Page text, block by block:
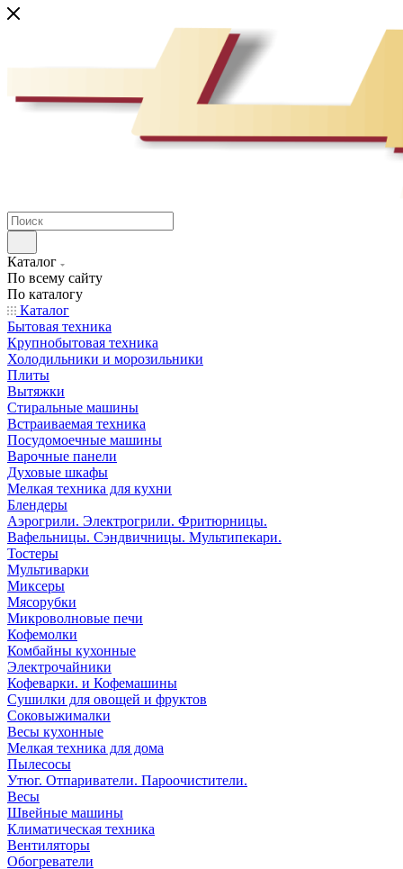
Каталог
По всему сайту
По каталогу
Каталог
Бытовая техника
Крупнобытовая техника
Холодильники и морозильники
Плиты
Вытяжки
Стиральные машины
Встраиваемая техника
Посудомоечные машины
Варочные панели
Духовые шкафы
Мелкая техника для кухни
Блендеры
Аэрогрили. Электрогрили. Фритюрницы.
Вафельницы. Сэндвичницы. Мультипекари.
Тостеры
Мультиварки
Миксеры
Мясорубки
Микроволновые печи
Кофемолки
Комбайны кухонные
Электрочайники
Кофеварки. и Кофемашины
Сушилки для овощей и фруктов
Соковыжималки
Весы кухонные
Мелкая техника для дома
Пылесосы
Утюг. Отпариватели. Пароочистители.
Весы
Швейные машины
Климатическая техника
Вентиляторы
Обогреватели